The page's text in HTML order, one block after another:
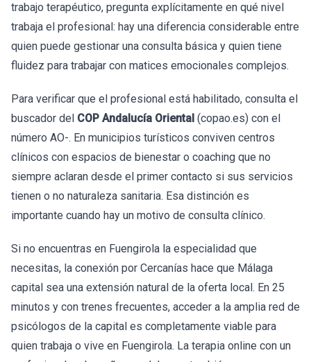
trabajo terapéutico, pregunta explícitamente en qué nivel
trabaja el profesional: hay una diferencia considerable entre
quien puede gestionar una consulta básica y quien tiene
fluidez para trabajar con matices emocionales complejos.
Para verificar que el profesional está habilitado, consulta el
buscador del COP Andalucía Oriental (copao.es) con el
número AO-. En municipios turísticos conviven centros
clínicos con espacios de bienestar o coaching que no
siempre aclaran desde el primer contacto si sus servicios
tienen o no naturaleza sanitaria. Esa distinción es
importante cuando hay un motivo de consulta clínico.
Si no encuentras en Fuengirola la especialidad que
necesitas, la conexión por Cercanías hace que Málaga
capital sea una extensión natural de la oferta local. En 25
minutos y con trenes frecuentes, acceder a la amplia red de
psicólogos de la capital es completamente viable para
quien trabaja o vive en Fuengirola. La terapia online con un